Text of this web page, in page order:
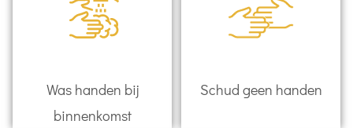
Was handen bij
binnenkomst
Schud geen handen